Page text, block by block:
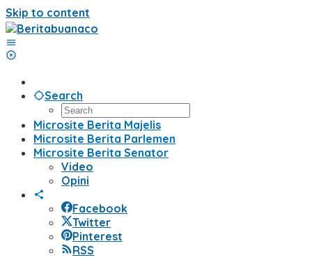
Skip to content
Search
Microsite Berita Majelis
Microsite Berita Parlemen
Microsite Berita Senator
Video
Opini
Facebook
Twitter
Pinterest
RSS